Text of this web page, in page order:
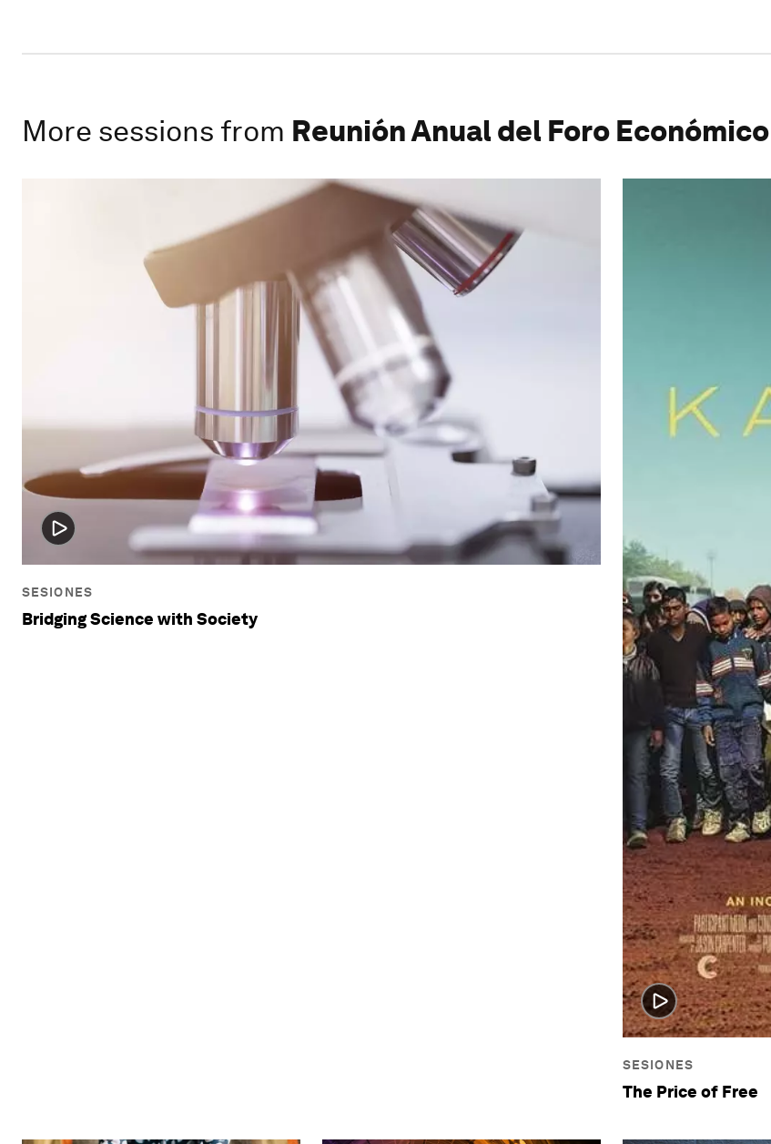
More sessions from Reunión Anual del Foro
SESIONES
Bridging Science with Society
SESIONES
The Price of Free